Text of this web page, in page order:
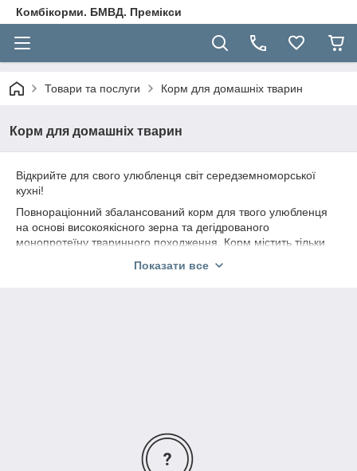
Комбікорми. БМВД. Премікси
Товари та послуги Корм для домашніх тварин
Корм для домашніх тварин
Відкрийте для свого улюбленця світ середземноморської
кухні!
Повнораціонний збалансований корм для твого улюбленця
на основі високоякісного зерна та дегідрованого
монопротеїну тваринного походження. Корм містить тільки
розроблена в кращих середземноморських традиціях та
Показати все